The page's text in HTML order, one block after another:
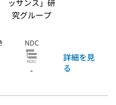
ッサンス」研
究グループ
NDC
-
詳細を見
る